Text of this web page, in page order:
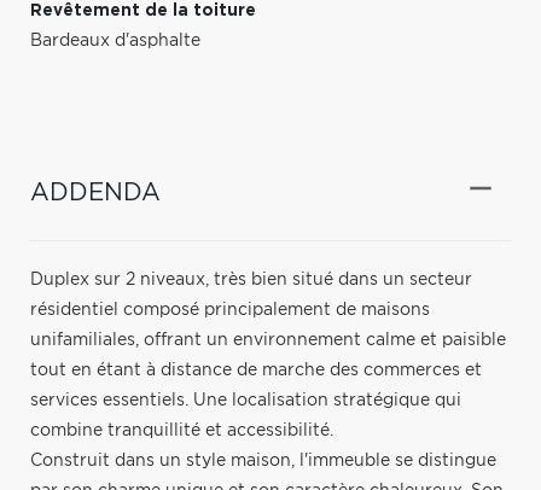
Revêtement de la toiture
Bardeaux d'asphalte
ADDENDA
Duplex sur 2 niveaux, très bien situé dans un secteur
résidentiel composé principalement de maisons
unifamiliales, offrant un environnement calme et paisible
tout en étant à distance de marche des commerces et
services essentiels. Une localisation stratégique qui
combine tranquillité et accessibilité.
Construit dans un style maison, l'immeuble se distingue